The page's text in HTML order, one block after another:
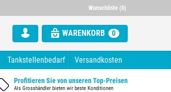
Wunschliste (0)
Alle Rechnung mit ausgewiesener
WARENKORB 0
Tankstellenbedarf Versandkosten
Profitieren Sie von unseren Top-Preisen
Als Grosshändler bieten wir beste Konditionen